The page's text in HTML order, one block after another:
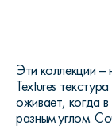
Эти коллекции –
Textures
оживает, когда в
разным углом.